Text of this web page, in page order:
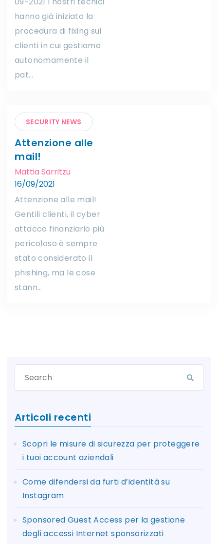
Articoli recenti
Scopri le misure di sicurezza per proteggere
i tuoi account aziendali
Come difendersi da furti d’identità su
Instagram
Sponsored Guest Access per la gestione
degli accessi Internet sponsorizzati
hanno già iniziato la
procedura di fixing sui
clienti in cui gestiamo
autonomamente il
pat…
SECURITY NEWS
Attenzione alle
mail!
Mattia Sarritzu
16/09/2021
Attenzione alle mail!
Gentili clienti, il cyber
attacco finanziario più
pericoloso è sempre
stato considerato il
phishing, ma le cose
stann…